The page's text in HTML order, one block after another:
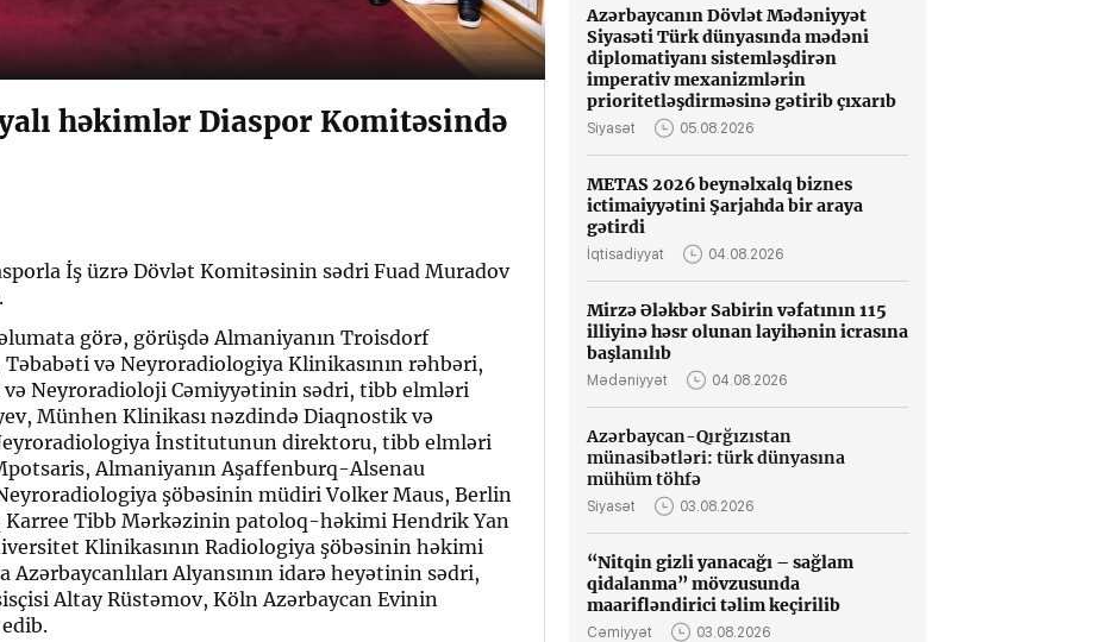
həkimlər Diaspor Komitəsində
İş üzrə Dövlət Komitəsinin sədri Fuad Muradov
görə, görüşdə Almaniyanın Troisdorf
və Neyroradiologiya Klinikasının rəhbəri,
Neyroradioloji Cəmiyyətinin sədri, tibb elmləri
Münhen Klinikası nəzdində Diaqnostik və
İnstitutunun direktoru, tibb elmləri
Almaniyanın Aşaffenburq-Alsenau
şöbəsinin müdiri Volker Maus, Berlin
Karree Tibb Mərkəzinin patoloq-həkimi Hendrik Yan
Klinikasının Radiologiya şöbəsinin həkimi
Alyansının idarə heyətinin sədri,
Altay Rüstəmov, Köln Azərbaycan Evinin
Azərbaycanın Dövlət Mədəniyyət
Siyasəti Türk dünyasında mədəni
diplomatiyanı sistemləşdirən
imperativ mexanizmlərin
prioritetləşdirməsinə gətirib çıxarıb
Siyasət 05.08.2026
METAS 2026 beynəlxalq biznes
ictimaiyyətini Şarjahda bir araya
gətirdi
İqtisadiyyat 04.08.2026
Mirzə Ələkbər Sabirin vəfatının 115
illiyinə həsr olunan layihənin icrasına
başlanılıb
Mədəniyyət 04.08.2026
Azərbaycan-Qırğızıstan
münasibətləri: türk dünyasına
mühüm töhfə
Siyasət 03.08.2026
“Nitqin gizli yanacağı – sağlam
qidalanma” mövzusunda
maarifləndirici təlim keçirilib
Cəmiyyət 03.08.2026